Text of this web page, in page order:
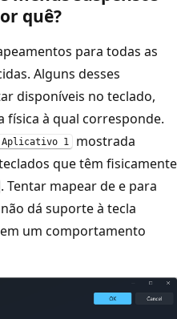
quê?
para todas as
Alguns desses
disponíveis no teclado,
física à qual corresponde.
1
mostrada
que têm fisicamente
. Tentar mapear de e para
dá suporte à tecla
um comportamento